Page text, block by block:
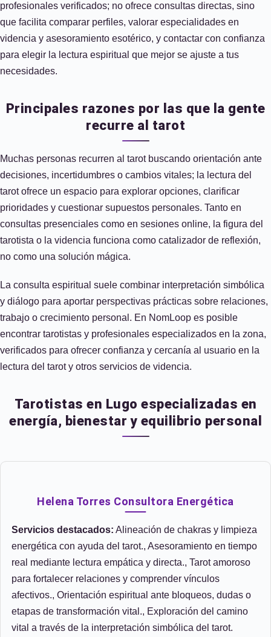
profesionales verificados; no ofrece consultas directas, sino
que facilita comparar perfiles, valorar especialidades en
videncia y asesoramiento esotérico, y contactar con confianza
para elegir la lectura espiritual que mejor se ajuste a tus
necesidades.
Principales razones por las que la gente
recurre al tarot
Muchas personas recurren al tarot buscando orientación ante
decisiones, incertidumbres o cambios vitales; la lectura del
tarot ofrece un espacio para explorar opciones, clarificar
prioridades y cuestionar supuestos personales. Tanto en
consultas presenciales como en sesiones online, la figura del
tarotista o la videncia funciona como catalizador de reflexión,
no como una solución mágica.
La consulta espiritual suele combinar interpretación simbólica
y diálogo para aportar perspectivas prácticas sobre relaciones,
trabajo o crecimiento personal. En NomLoop es posible
encontrar tarotistas y profesionales especializados en la zona,
verificados para ofrecer confianza y cercanía al usuario en la
lectura del tarot y otros servicios de videncia.
Tarotistas en Lugo especializadas en
energía, bienestar y equilibrio personal
Helena Torres Consultora Energética
Servicios destacados: Alineación de chakras y limpieza
energética con ayuda del tarot., Asesoramiento en tiempo
real mediante lectura empática y directa., Tarot amoroso
para fortalecer relaciones y comprender vínculos
afectivos., Orientación espiritual ante bloqueos, dudas o
etapas de transformación vital., Exploración del camino
vital a través de la interpretación simbólica del tarot.